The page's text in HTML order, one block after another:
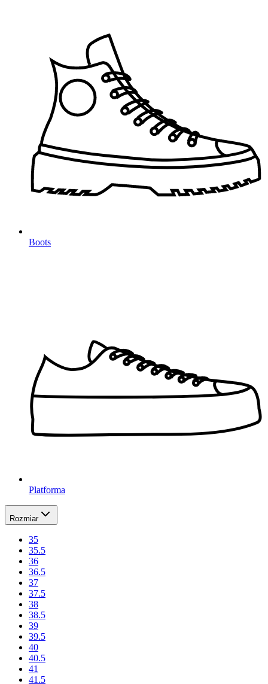
Boots
Platforma
Rozmiar
35
35.5
36
36.5
37
37.5
38
38.5
39
39.5
40
40.5
41
41.5